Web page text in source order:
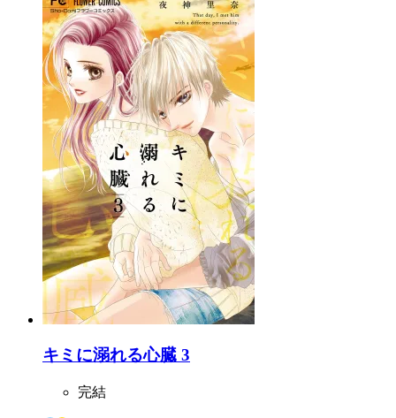
キミに溺れる心臓 3
完結